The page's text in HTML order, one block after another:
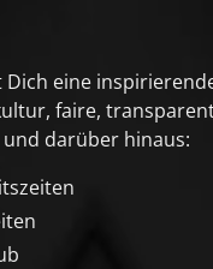
Dich eine
faire,
darüber hinaus: